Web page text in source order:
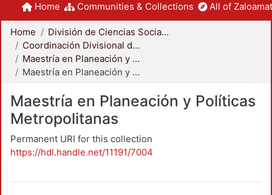
Home Communities & Collections All of
Home
División de Ciencias Sociales y Humanidades
Coordinación Divisional de Posgrado
Maestría en Planeación y Políticas Metropolitanas
Maestría en Planeación y Políticas Metropolitanas
Maestría en Planeación y Políticas
Metropolitanas
Permanent URI for this collection
https://hdl.handle.net/11191/7004